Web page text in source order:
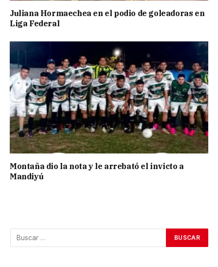
Juliana Hormaechea en el podio de goleadoras en
Liga Federal
Montaña dio la nota y le arrebató el invicto a
Mandiyú